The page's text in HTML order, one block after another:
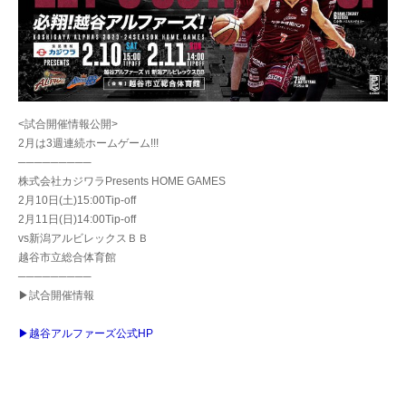
<試合開催情報公開>
2月は3週連続ホームゲーム!!!
─────────
株式会社カジワラPresents HOME GAMES
2月10日(土)15:00Tip-off
2月11日(日)14:00Tip-off
vs新潟アルビレックスＢＢ
越谷市立総合体育館
─────────
▶試合開催情報
▶越谷アルファーズ公式HP